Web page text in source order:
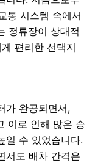
통 시스템 속에서
정류장이 상대적
편리한 선택지
가 완공되면서,
이로 인해 많은 승
일 수 있었습니다.
서도 배차 간격은